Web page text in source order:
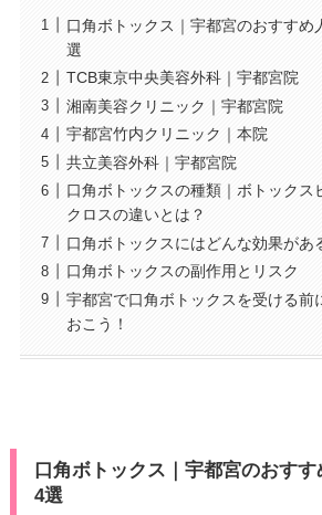
口角ボトックス｜宇都宮のおすすめ
選
TCB東京中央美容外科｜宇都宮院
湘南美容クリニック｜宇都宮院
宇都宮竹内クリニック｜本院
共立美容外科｜宇都宮院
口角ボトックスの種類｜ボトックス
クロスの違いとは？
口角ボトックスにはどんな効果があ
口角ボトックスの副作用とリスク
宇都宮で口角ボトックスを受ける前
おこう！
口角ボトックス｜宇都宮のおすす
4選